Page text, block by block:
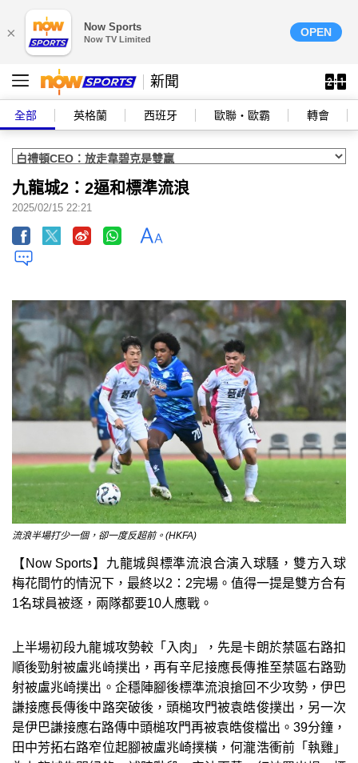
× Now Sports
Now TV Limited
OPEN
新聞
全部 英格蘭 西班牙 歐聯‧歐霸 轉會
九龍城2：2逼和標準流浪
2025/02/15 22:21
流浪半場打少一個，卻一度反超前。(HKFA)
【Now Sports】九龍城與標準流浪合演入球騷，雙方入球
梅花間竹的情況下，最終以2：2完場。值得一提是雙方合有
1名球員被逐，兩隊都要10人應戰。
上半場初段九龍城攻勢較「入肉」，先是卡朗於禁區右路扣
順後勁射被盧兆崎撲出，再有辛尼接應長傳推至禁區右路勁
射被盧兆崎撲出。企穩陣腳後標準流浪搶回不少攻勢，伊巴
謙接應長傳後中路突破後，頭槌攻門被袁皓俊撲出，另一次
是伊巴謙接應右路傳中頭槌攻門再被袁皓俊檔出。39分鐘，
田中芳拓右路窄位起腳被盧兆崎撲橫，何瀧浩衝前「執雞」